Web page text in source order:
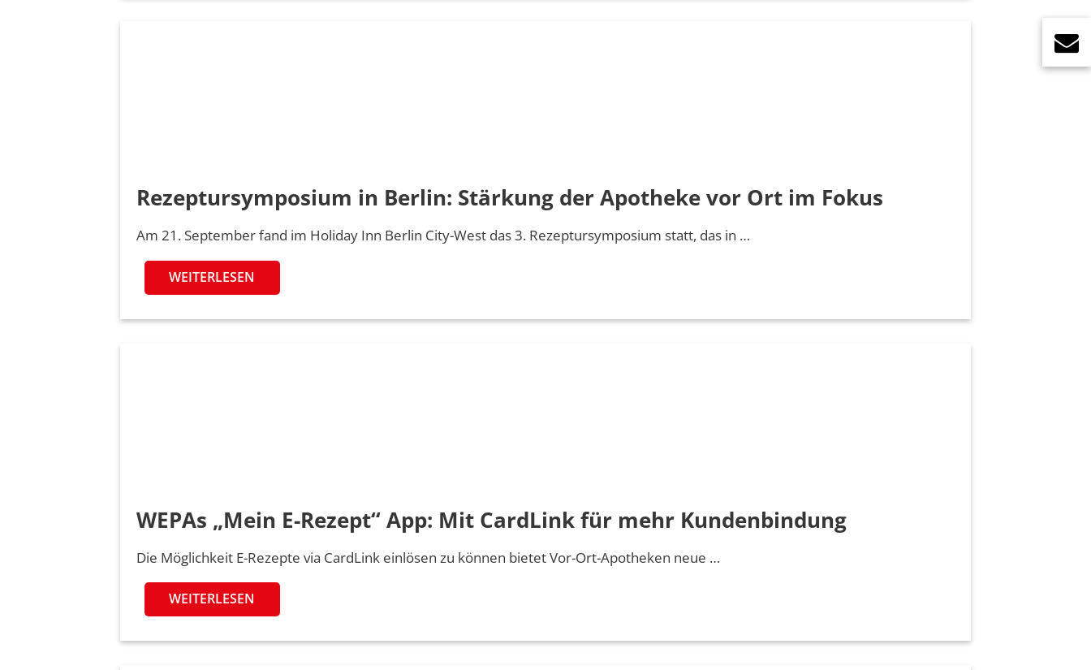
Rezeptursymposium in Berlin: Stärkung der Apotheke vor Ort im Fokus
Am 21. September fand im Holiday Inn Berlin City-West das 3. Rezeptursymposium statt, das in …
WEITERLESEN
WEPAs „Mein E-Rezept“ App: Mit CardLink für mehr Kundenbindung
Die Möglichkeit E-Rezepte via CardLink einlösen zu können bietet Vor-Ort-Apotheken neue …
WEITERLESEN